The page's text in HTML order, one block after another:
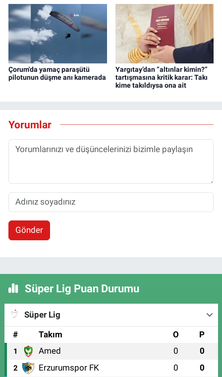
Çorum'da yamaç paraşütü
pilotunun düşme anı kamerada
Yargıtay’dan “altınlar kimin?”
tartışmasına kritik karar: Takı
kime takıldıysa ona ait
Yorumlar
Gönder
Süper Lig Puan Durumu
Süper Lig
#
Takım O P
1 Amed 0 0
2 Erzurumspor FK 0 0